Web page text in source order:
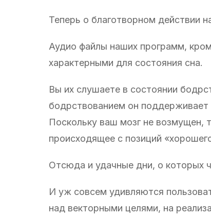
Теперь о благотворном действии
Аудио файлы наших программ,
характерными для состояния сна.
Вы их слушаете в состоянии
бодрствованием он поддерживает
Поскольку ваш мозг не возмущен,
происходящее с позиций
Отсюда и удачные дни, о которых
И уж совсем удивляются
над векторными целями, на